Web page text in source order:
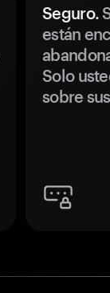
Seguro.
están
Solo
sobre